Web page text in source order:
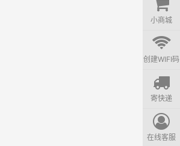
小商城
创建WIFI码
寄快递
在线客服